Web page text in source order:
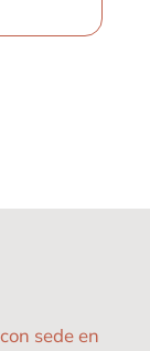
sede en